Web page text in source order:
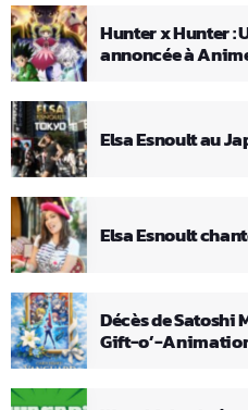
Hunter x Hunter :
annoncée à
Elsa Esnoult au
Elsa Esnoult
Décès de
Gift-o’-